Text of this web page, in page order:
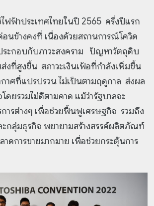
ไฟฟ้าประเทศไทยในปี 2565 ครึ่งปีแรก
อนข้างคงที่ เนื่องด้วยสถานการณ์โควิด
ระกอบกับภาวะสงคราม ปัญหาวัตถุดิบ
ที่สูงขึ้น สภาวะเงินเฟ้อที่กำลังเพิ่มขึ้น
าศที่แปรปรวน ไม่เป็นตามฤดูกาล ส่งผล
ดยรวมไม่ดีตามคาด แม้ว่ารัฐบาลจะ
ารต่างๆ เพื่อช่วยฟื้นฟูเศรษฐกิจ รวมถึง
กลุ่มธุรกิจ พยายามสร้างสรรค์ผลิตภัณฑ์
าดการขายมากมาย เพื่อช่วยกระตุ้นการ